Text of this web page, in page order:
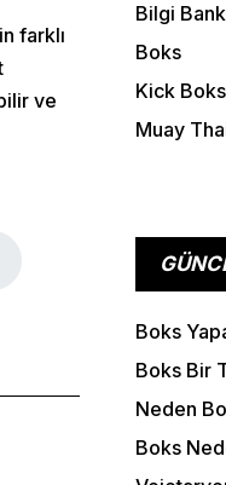
farklı
ve
Bilgi
Boks
Kick Boks
Muay
Boks
Boks Bir
Neden
Boks